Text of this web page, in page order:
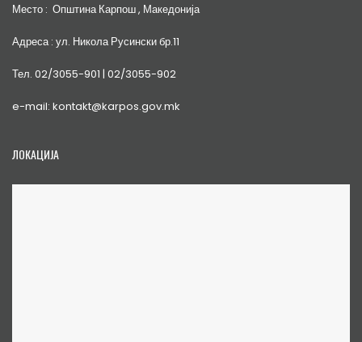
Место : Општина Карпош , Македонија
Адреса : ул. Никола Русински бр.11
Тел. 02/3055-901 | 02/3055-902
e-mail: kontakt@karpos.gov.mk
ЛОКАЦИЈА